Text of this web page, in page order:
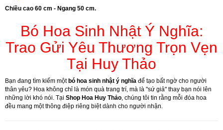
Chiều cao 60 cm - Ngang 50 cm.
Bó Hoa Sinh Nhật Ý Nghĩa:
Trao Gửi Yêu Thương Trọn Vẹn
Tại Huy Thảo
Bạn đang tìm kiếm một bó hoa sinh nhật ý nghĩa để tạo bất ngờ cho người
thân yêu? Hoa không chỉ là món quà trang trí, mà là "sứ giả" thay bạn nói lên
những lời khó nói. Tại Shop Hoa Huy Thảo, chúng tôi tin rằng mỗi đóa hoa
đều mang một thông điệp riêng biệt dành cho người nhận.